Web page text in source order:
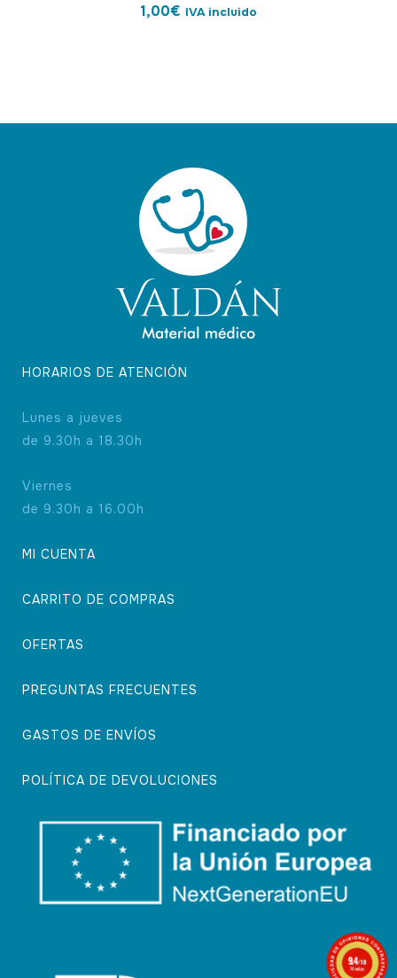
1,00€ IVA incluido
HORARIOS DE ATENCIÓN
Lunes a jueves
de 9.30h a 18.30h
Viernes
de 9.30h a 16.00h
MI CUENTA
CARRITO DE COMPRAS
OFERTAS
PREGUNTAS FRECUENTES
GASTOS DE ENVÍOS
POLÍTICA DE DEVOLUCIONES
9.4/10
74 notas